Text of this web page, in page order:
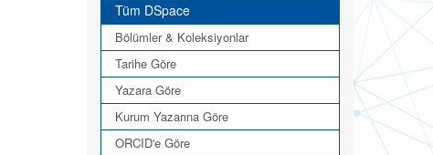
Tüm DSpace
Bölümler & Koleksiyonlar
Tarihe Göre
Yazara Göre
Kurum Yazarına Göre
ORCID'e Göre